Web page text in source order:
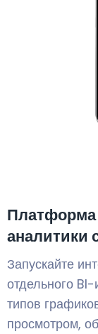
аналитики
Запускайте
отдельного
типов
просмотром,